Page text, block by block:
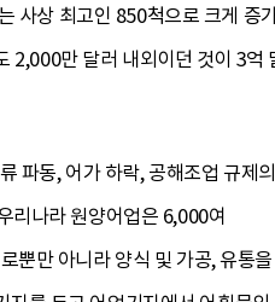
사상 최고인 850척으로 크게
2,000만 달러 내외이던 것이 3억
파동, 어가 하락, 공해조업 규제
리나라 원양어업은 6,000여
만 아니라 양식 및 가공, 유통